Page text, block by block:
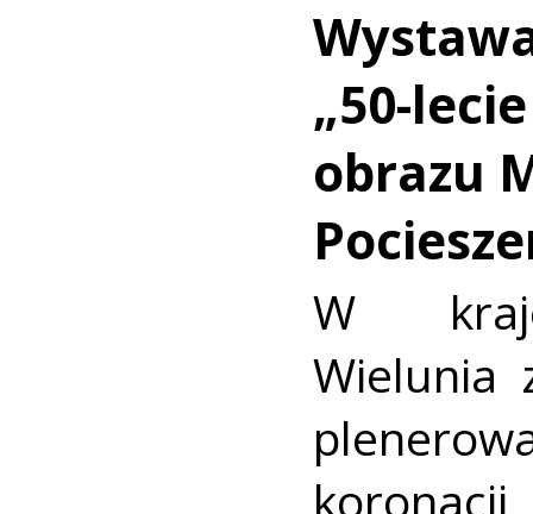
„50-
obrazu
W
Wielunia